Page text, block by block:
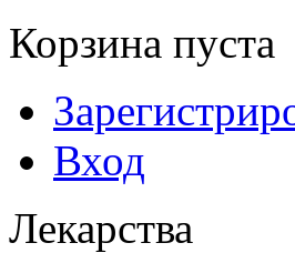
Корзина пуста
Вход
Лекарства